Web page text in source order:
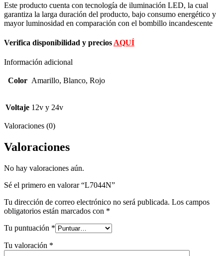
Este producto cuenta con tecnología de iluminación LED, la cual
garantiza la larga duración del producto, bajo consumo energético y
mayor luminosidad en comparación con el bombillo incandescente
Verifica disponibilidad y precios AQUÍ
Información adicional
Color Amarillo, Blanco, Rojo
Voltaje 12v y 24v
Valoraciones (0)
Valoraciones
No hay valoraciones aún.
Sé el primero en valorar “L7044N”
Tu dirección de correo electrónico no será publicada. Los campos
obligatorios están marcados con *
Tu puntuación *
Tu valoración *